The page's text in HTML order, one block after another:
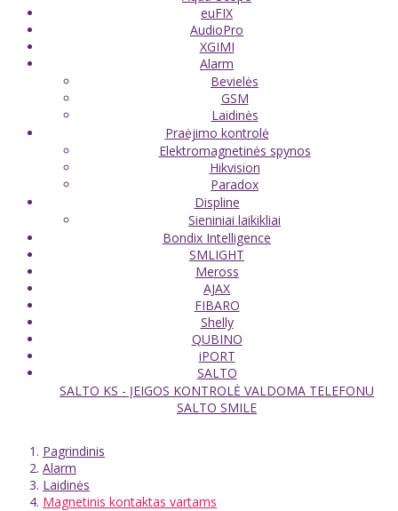
euFIX
AudioPro
XGIMI
Alarm
Bevielės
GSM
Laidinės
Praėjimo kontrolė
Elektromagnetinės spynos
Hikvision
Paradox
Displine
Sieniniai laikikliai
Bondix Intelligence
SMLIGHT
Meross
AJAX
FIBARO
Shelly
QUBINO
iPORT
SALTO
SALTO KS - ĮEIGOS KONTROLĖ VALDOMA TELEFONU
SALTO SMILE
Pagrindinis
Alarm
Laidinės
Magnetinis kontaktas vartams